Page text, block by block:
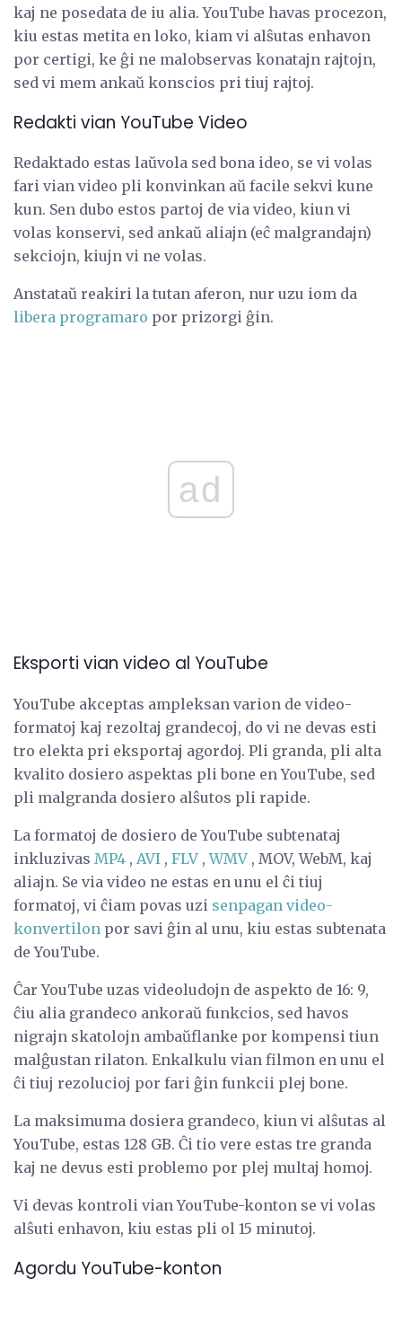
kaj ne posedata de iu alia. YouTube havas procezon,
kiu estas metita en loko, kiam vi alŝutas enhavon
por certigi, ke ĝi ne malobservas konatajn rajtojn,
sed vi mem ankaŭ konscios pri tiuj rajtoj.
Redakti vian YouTube Video
Redaktado estas laŭvola sed bona ideo, se vi volas
fari vian video pli konvinkan aŭ facile sekvi kune
kun. Sen dubo estos partoj de via video, kiun vi
volas konservi, sed ankaŭ aliajn (eĉ malgrandajn)
sekciojn, kiujn vi ne volas.
Anstataŭ reakiri la tutan aferon, nur uzu iom da
libera programaro por prizorgi ĝin.
ad
Eksporti vian video al YouTube
YouTube akceptas ampleksan varion de video-
formatoj kaj rezoltaj grandecoj, do vi ne devas esti
tro elekta pri eksportaj agordoj. Pli granda, pli alta
kvalito dosiero aspektas pli bone en YouTube, sed
pli malgranda dosiero alŝutos pli rapide.
La formatoj de dosiero de YouTube subtenataj
inkluzivas MP4 , AVI , FLV ,WMV , MOV, WebM, kaj
aliajn. Se via video ne estas en unu el ĉi tiuj
formatoj, vi ĉiam povas uzi senpagan video-
konvertilon por savi ĝin al unu, kiu estas subtenata
de YouTube.
Ĉar YouTube uzas videoludojn de aspekto de 16: 9,
ĉiu alia grandeco ankoraŭ funkcios, sed havos
nigrajn skatolojn ambaŭflanke por kompensi tiun
malĝustan rilaton. Enkalkulu vian filmon en unu el
ĉi tiuj rezolucioj por fari ĝin funkcii plej bone.
La maksimuma dosiera grandeco, kiun vi alŝutas al
YouTube, estas 128 GB. Ĉi tio vere estas tre granda
kaj ne devus esti problemo por plej multaj homoj.
Vi devas kontroli vian YouTube-konton se vi volas
alŝuti enhavon, kiu estas pli ol 15 minutoj.
Agordu YouTube-konton